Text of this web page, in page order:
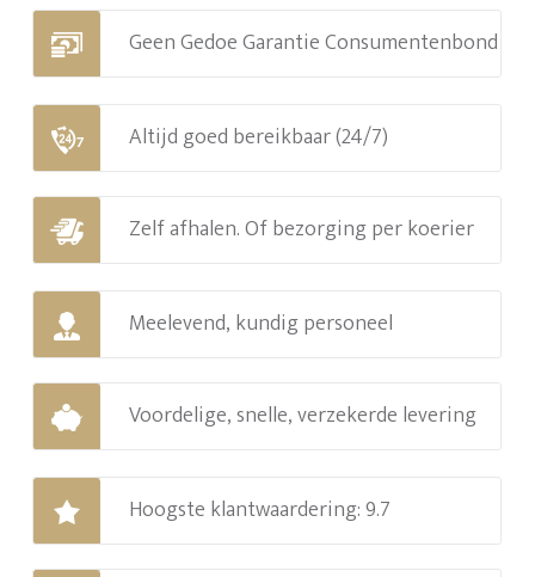
Geen Gedoe Garantie Consumentenbond
Altijd goed bereikbaar (24/7)
Zelf afhalen. Of bezorging per koerier
Meelevend, kundig personeel
Voordelige, snelle, verzekerde levering
Hoogste klantwaardering: 9.7